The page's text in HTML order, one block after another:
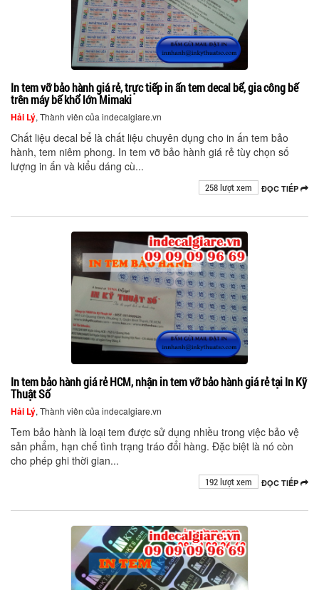
In tem vỡ bảo hành giá rẻ, trực tiếp in ấn tem decal bể, gia công bế
trên máy bế khổ lớn Mimaki
Hải Lý, Thành viên của indecalgiare.vn
Chất liệu decal bể là chất liệu chuyên dụng cho in ấn tem bảo
hành, tem niêm phong. In tem vỡ bảo hành giá rẻ tùy chọn số
lượng in ấn và kiểu dáng cù...
ĐỌC TIẾP
258 lượt xem
In tem bảo hành giá rẻ HCM, nhận in tem vỡ bảo hành giá rẻ tại In Kỹ
Thuật Số
Hải Lý, Thành viên của indecalgiare.vn
Tem bảo hành là loại tem được sử dụng nhiều trong việc bảo vệ
sản phẩm, hạn chế tình trạng tráo đổi hàng. Đặc biệt là nó còn
cho phép ghi thời gian...
ĐỌC TIẾP
192 lượt xem